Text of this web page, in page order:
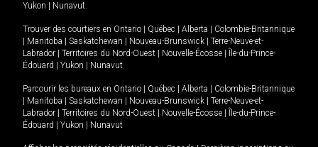
Yukon
Nunavut.
Trouver des courtiers en Ontario Québec Alberta
Colombie-Britannique
Manitoba Saskatchewan Nouveau-Brunswick
Terre-Neuve-et-
Labrador
Territoires du Nord-Ouest Nouvelle-Écosse
Île-du-Prince-
Édouard
Yukon Nunavut
Parcourir les bureaux en Ontario Québec Alberta
Colombie-Britannique
Manitoba Saskatchewan Nouveau-Brunswick
Terre-Neuve-et-
Labrador
Territoires du Nord-Ouest Nouvelle-Écosse
Île-du-Prince-
Édouard
Yukon Nunavut